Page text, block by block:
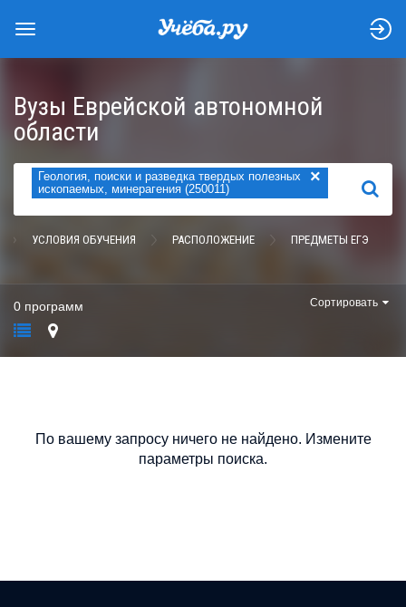
Вузы Еврейской автономной
области
Геология, поиски и разведка твердых полезных
ископаемых, минерагения (250011)
×
НАЙТИ
УСЛОВИЯ ОБУЧЕНИЯ РАСПОЛОЖЕНИЕ ПРЕДМЕТЫ ЕГЭ
0 программ Сортировать
По вашему запросу ничего не найдено. Измените
параметры поиска.